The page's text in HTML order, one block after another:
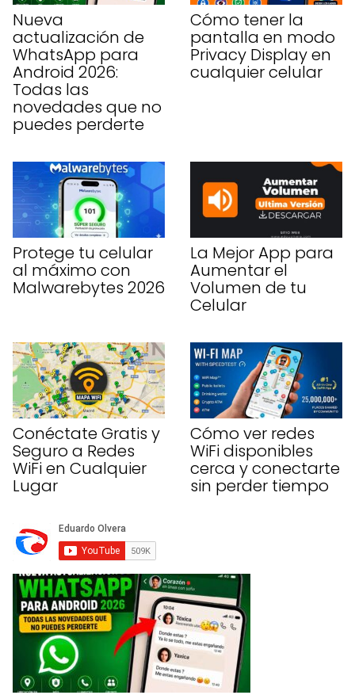
Nueva
actualización de
WhatsApp para
Android 2026:
Todas las
novedades que no
puedes perderte
Cómo tener la
pantalla en modo
Privacy Display en
cualquier celular
Protege tu celular
al máximo con
Malwarebytes 2026
La Mejor App para
Aumentar el
Volumen de tu
Celular
Conéctate Gratis y
Seguro a Redes
WiFi en Cualquier
Lugar
Cómo ver redes
WiFi disponibles
cerca y conectarte
sin perder tiempo